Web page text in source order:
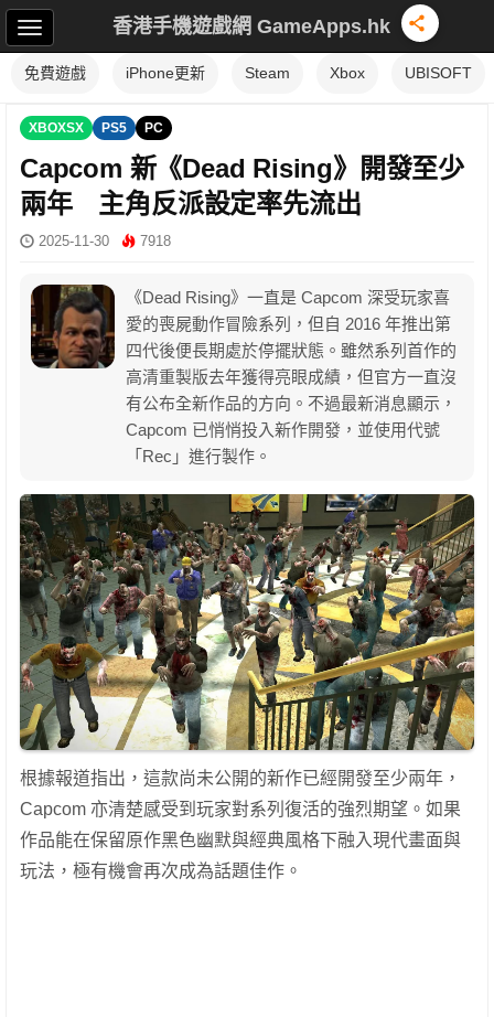
香港手機遊戲網 GameApps.hk
免費遊戲 iPhone更新 Steam Xbox UBISOFT
XBOXSX PS5 PC
Capcom 新《Dead Rising》開發至少
兩年 主角反派設定率先流出
2025-11-30 7918
《Dead Rising》一直是 Capcom 深受玩家喜
愛的喪屍動作冒險系列，但自 2016 年推出第
四代後便長期處於停擺狀態。雖然系列首作的
高清重製版去年獲得亮眼成績，但官方一直沒
有公布全新作品的方向。不過最新消息顯示，
Capcom 已悄悄投入新作開發，並使用代號
「Rec」進行製作。
根據報道指出，這款尚未公開的新作已經開發至少兩年，
Capcom 亦清楚感受到玩家對系列復活的強烈期望。如果
作品能在保留原作黑色幽默與經典風格下融入現代畫面與
玩法，極有機會再次成為話題佳作。